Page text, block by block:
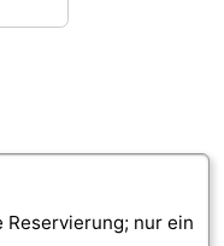
Reservierung; nur ein